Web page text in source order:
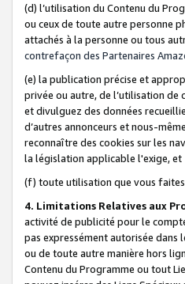
(d) l’utilisation du Contenu du
ou ceux de toute autre personne
attachés à la personne ou tous
contrefaçon des Partenaires
(e) la publication précise et
privée ou autre, de l’utilisation de
et divulguez des données
d’autres annonceurs et nous-
reconnaître des cookies sur les
la législation applicable l'exige, et
(f) toute utilisation que vous faites
4. Limitations Relatives aux
activité de publicité pour le
pas expressément autorisée dans
ou de toute autre manière hors
Contenu du Programme ou tout